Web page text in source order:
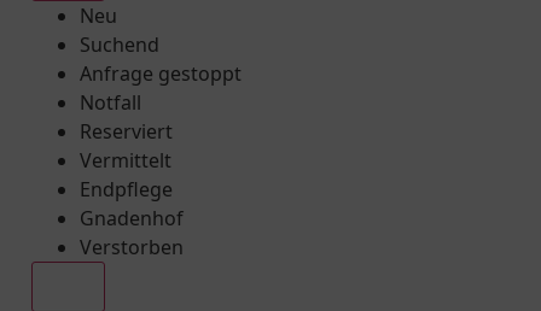
Neu
Suchend
Anfrage gestoppt
Notfall
Reserviert
Vermittelt
Endpflege
Gnadenhof
Verstorben